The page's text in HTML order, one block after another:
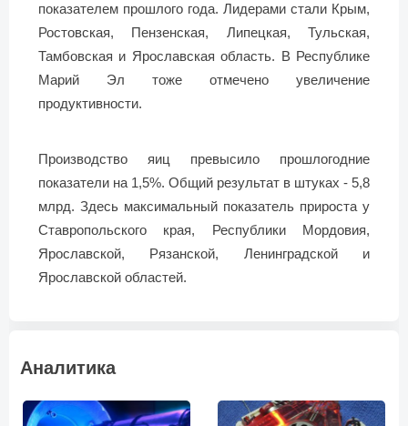
показателем прошлого года. Лидерами стали Крым,
Ростовская, Пензенская, Липецкая, Тульская,
Тамбовская и Ярославская область. В Республике
Марий Эл тоже отмечено увеличение
продуктивности.
Производство яиц превысило прошлогодние
показатели на 1,5%. Общий результат в штуках - 5,8
млрд. Здесь максимальный показатель прироста у
Ставропольского края, Республики Мордовия,
Ярославской, Рязанской, Ленинградской и
Ярославской областей.
Аналитика